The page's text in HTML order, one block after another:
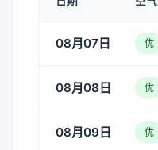
08月07日 优
08月08日 优
08月09日 优